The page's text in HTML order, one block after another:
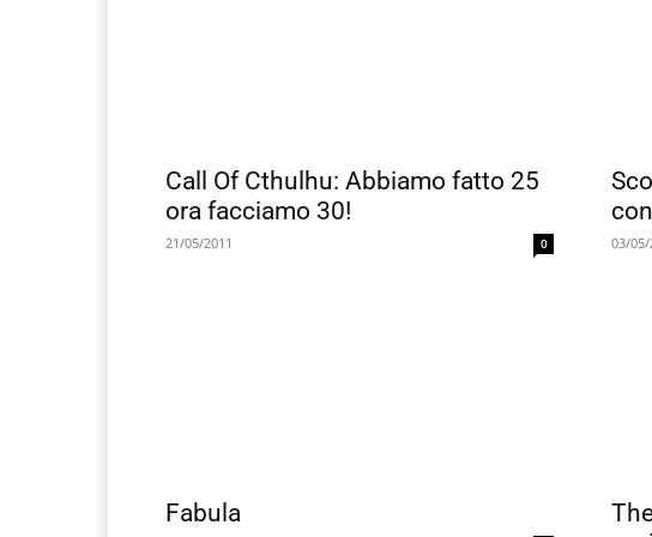
Call Of Cthulhu: Abbiamo fatto 25
ora facciamo 30!
21/05/2011 0 03/05/
Fabula